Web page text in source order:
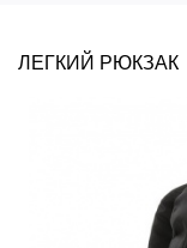
ЛЕГКИЙ РЮКЗАК